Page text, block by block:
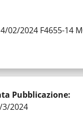
02/2024 F4655-14
Pubblicazione:
3/2024